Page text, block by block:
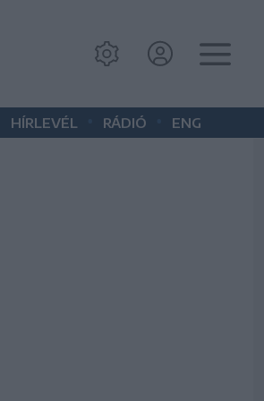
HÍRLEVÉL RÁDIÓ ENG